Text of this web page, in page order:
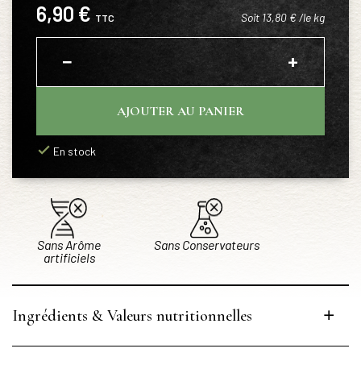
6,90 € TTC Soit 13,80 € /le kg
− +
AJOUTER AU PANIER
En stock
Sans Arôme
artificiels
Sans Conservateurs
Ingrédients & Valeurs nutritionnelles